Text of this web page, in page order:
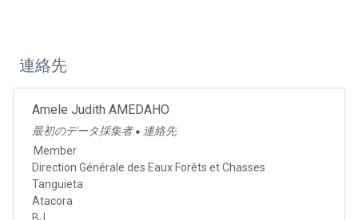
連絡先
Amele Judith AMEDAHO
最初のデータ採集者 ● 連絡先
Member
Direction Générale des Eaux Forêts et Chasses
Tanguieta
Atacora